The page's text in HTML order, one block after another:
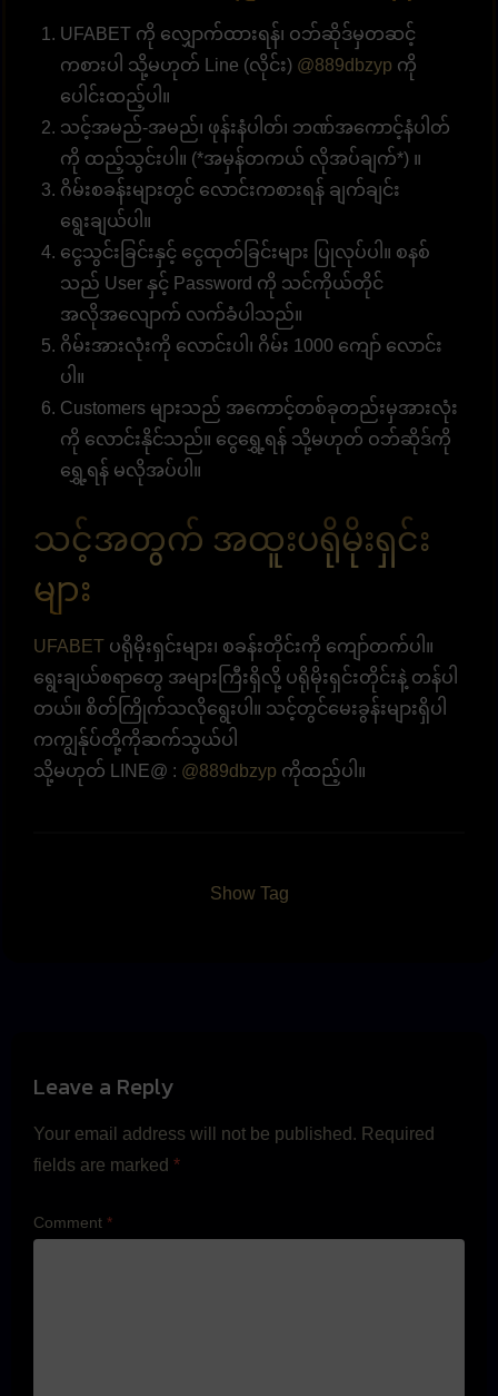
UFABET ကို လျှောက်ထားရန်၊ ဝဘ်ဆိုဒ်မှတဆင့်
ကစားပါ သို့မဟုတ် Line (လိုင်း) @889dbzyp ကို
ပေါင်းထည့်ပါ။
သင့်အမည်-အမည်၊ ဖုန်းနံပါတ်၊ ဘဏ်အကောင့်နံပါတ်
ကို ထည့်သွင်းပါ။ (*အမှန်တကယ် လိုအပ်ချက်*) ။
ဂိမ်းစခန်းများတွင် လောင်းကစားရန် ချက်ချင်း
ရွေးချယ်ပါ။
ငွေသွင်းခြင်းနှင့် ငွေထုတ်ခြင်းများ ပြုလုပ်ပါ။ စနစ်
သည် User နှင့် Password ကို သင်ကိုယ်တိုင်
အလိုအလျောက် လက်ခံပါသည်။
ဂိမ်းအားလုံးကို လောင်းပါ၊ ဂိမ်း 1000 ကျော် လောင်း
ပါ။
Customers များသည် အကောင့်တစ်ခုတည်းမှအားလုံး
ကို လောင်းနိုင်သည်။ ငွေရွှေ့ရန် သို့မဟုတ် ဝဘ်ဆိုဒ်ကို
ရွှေ့ရန် မလိုအပ်ပါ။
သင့်အတွက် အထူးပရိုမိုးရှင်း
များ
UFABET ပရိုမိုးရှင်းများ၊ စခန်းတိုင်းကို ကျော်တက်ပါ။
ရွေးချယ်စရာတွေ အများကြီးရှိလို့ ပရိုမိုးရှင်းတိုင်းနဲ့ တန်ပါ
တယ်။ စိတ်ကြိုက်သလိုရွေးပါ။ သင့်တွင်မေးခွန်းများရှိပါ
ကကျွန်ုပ်တို့ကိုဆက်သွယ်ပါ
သို့မဟုတ် LINE@ : @889dbzyp ကိုထည့်ပါ။
Show Tag
Leave a Reply
Your email address will not be published. Required
fields are marked *
Comment *